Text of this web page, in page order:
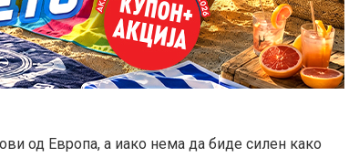
од Европа, а иако нема да биде силен како